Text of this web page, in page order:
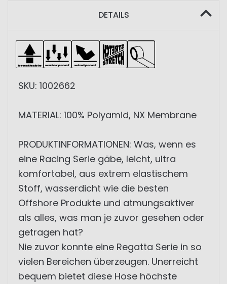
DETAILS
SKU: 1002662
MATERIAL: 100% Polyamid, NX Membrane
PRODUKTINFORMATIONEN: Was, wenn es
eine Racing Serie gäbe, leicht, ultra
komfortabel, aus extrem elastischem
Stoff, wasserdicht wie die besten
Offshore Produkte und atmungsaktiver
als alles, was man je zuvor gesehen oder
getragen hat?
Nie zuvor konnte eine Regatta Serie in so
vielen Bereichen überzeugen. Unerreicht
bequem bietet diese Hose höchste